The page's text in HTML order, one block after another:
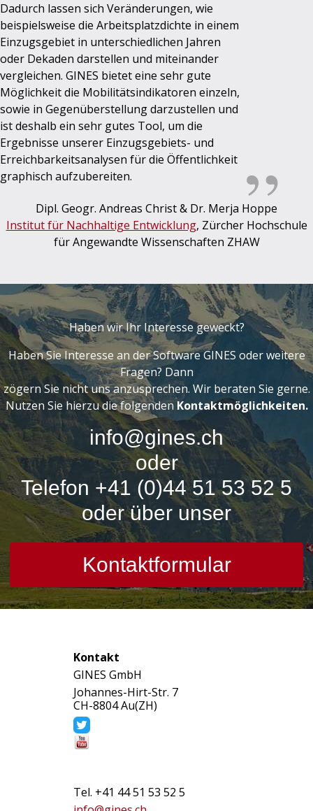
Dadurch lassen sich Veränderungen, wie
beispielsweise die Arbeitsplatzdichte in einem
Einzugsgebiet in unterschiedlichen Jahren
oder Dekaden darstellen und miteinander
vergleichen. GINES bietet eine sehr gute
Möglichkeit die Mobilitätsindikatoren einzeln,
sowie in Gegenüberstellung darzustellen und
ist deshalb ein sehr gutes Tool, um die
Ergebnisse unserer Einzugsgebiets- und
Erreichbarkeitsanalysen für die Öffentlichkeit
graphisch aufzubereiten.
Dipl. Geogr. Andreas Christ & Dr. Merja Hoppe
Institut für Nachhaltige Entwicklung, Zürcher Hochschule
für Angewandte Wissenschaften ZHAW
Haben wir Ihr Interesse geweckt?
Haben Sie Interesse an der Software GINES oder weitere
Fragen? Dann
zögern Sie nicht uns anzusprechen. Wir beraten Sie gerne.
Nutzen Sie hierzu die folgendenKontaktmöglichkeiten.
info@gines.ch
oder
Telefon +41 (0)44 51 53 52 5
oder über unser
Kontaktformular
Kontakt
GINES GmbH
Johannes-Hirt-Str. 7
CH-8804 Au(ZH)
Tel. +41 44 51 53 52 5